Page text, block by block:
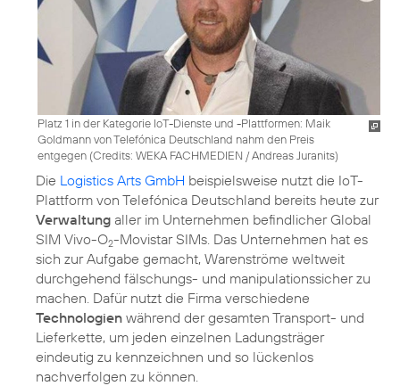
Platz 1 in der Kategorie IoT-Dienste und -Plattformen: Maik
Goldmann von Telefónica Deutschland nahm den Preis
entgegen (Credits: WEKA FACHMEDIEN / Andreas Juranits)
Die Logistics Arts GmbH beispielsweise nutzt die IoT-
Plattform von Telefónica Deutschland bereits heute zur
Verwaltung aller im Unternehmen befindlicher Global
SIM Vivo-O2-Movistar SIMs. Das Unternehmen hat es
sich zur Aufgabe gemacht, Warenströme weltweit
durchgehend fälschungs- und manipulationssicher zu
machen. Dafür nutzt die Firma verschiedene
Technologien während der gesamten Transport- und
Lieferkette, um jeden einzelnen Ladungsträger
eindeutig zu kennzeichnen und so lückenlos
nachverfolgen zu können.